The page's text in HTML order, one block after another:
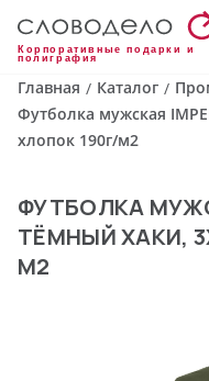
Корпоративные подарки и
полиграфия
Главная / Каталог /
Футболка мужская
хлопок 190г/м2
ФУТБОЛКА
ТЁМНЫЙ ХАКИ,
М2